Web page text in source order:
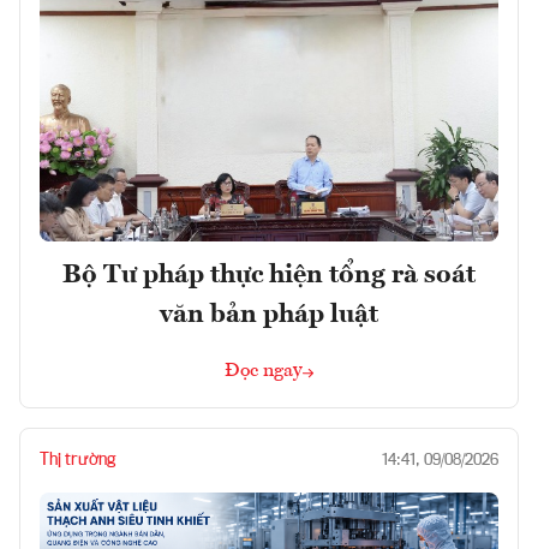
Bộ Tư pháp thực hiện tổng rà soát
văn bản pháp luật
Đọc ngay
Thị trường 14:41, 09/08/2026